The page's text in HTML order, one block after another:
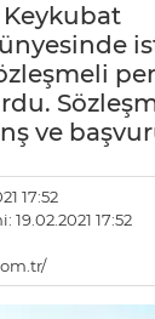
ve
17:52
17:52